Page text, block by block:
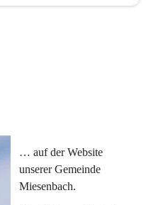
… auf der Website
unserer Gemeinde
Miesenbach.